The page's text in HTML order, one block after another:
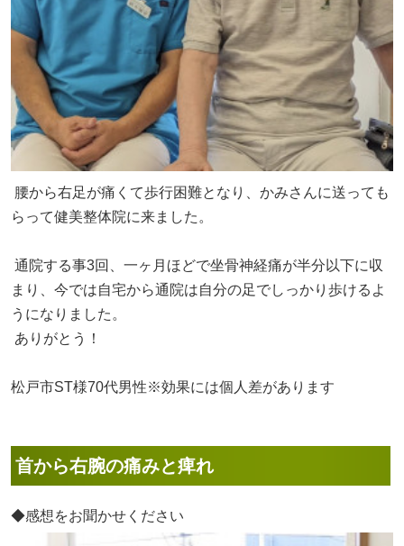
腰から右足が痛くて歩行困難となり、かみさんに送っても
らって健美整体院に来ました。
通院する事3回、一ヶ月ほどで坐骨神経痛が半分以下に収
まり、今では自宅から通院は自分の足でしっかり歩けるよ
うになりました。
ありがとう！
松戸市ST様70代男性※効果には個人差があります
首から右腕の痛みと痺れ
◆感想をお聞かせください